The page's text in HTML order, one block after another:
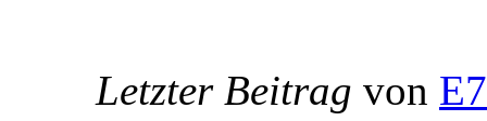
Letzter Beitrag von